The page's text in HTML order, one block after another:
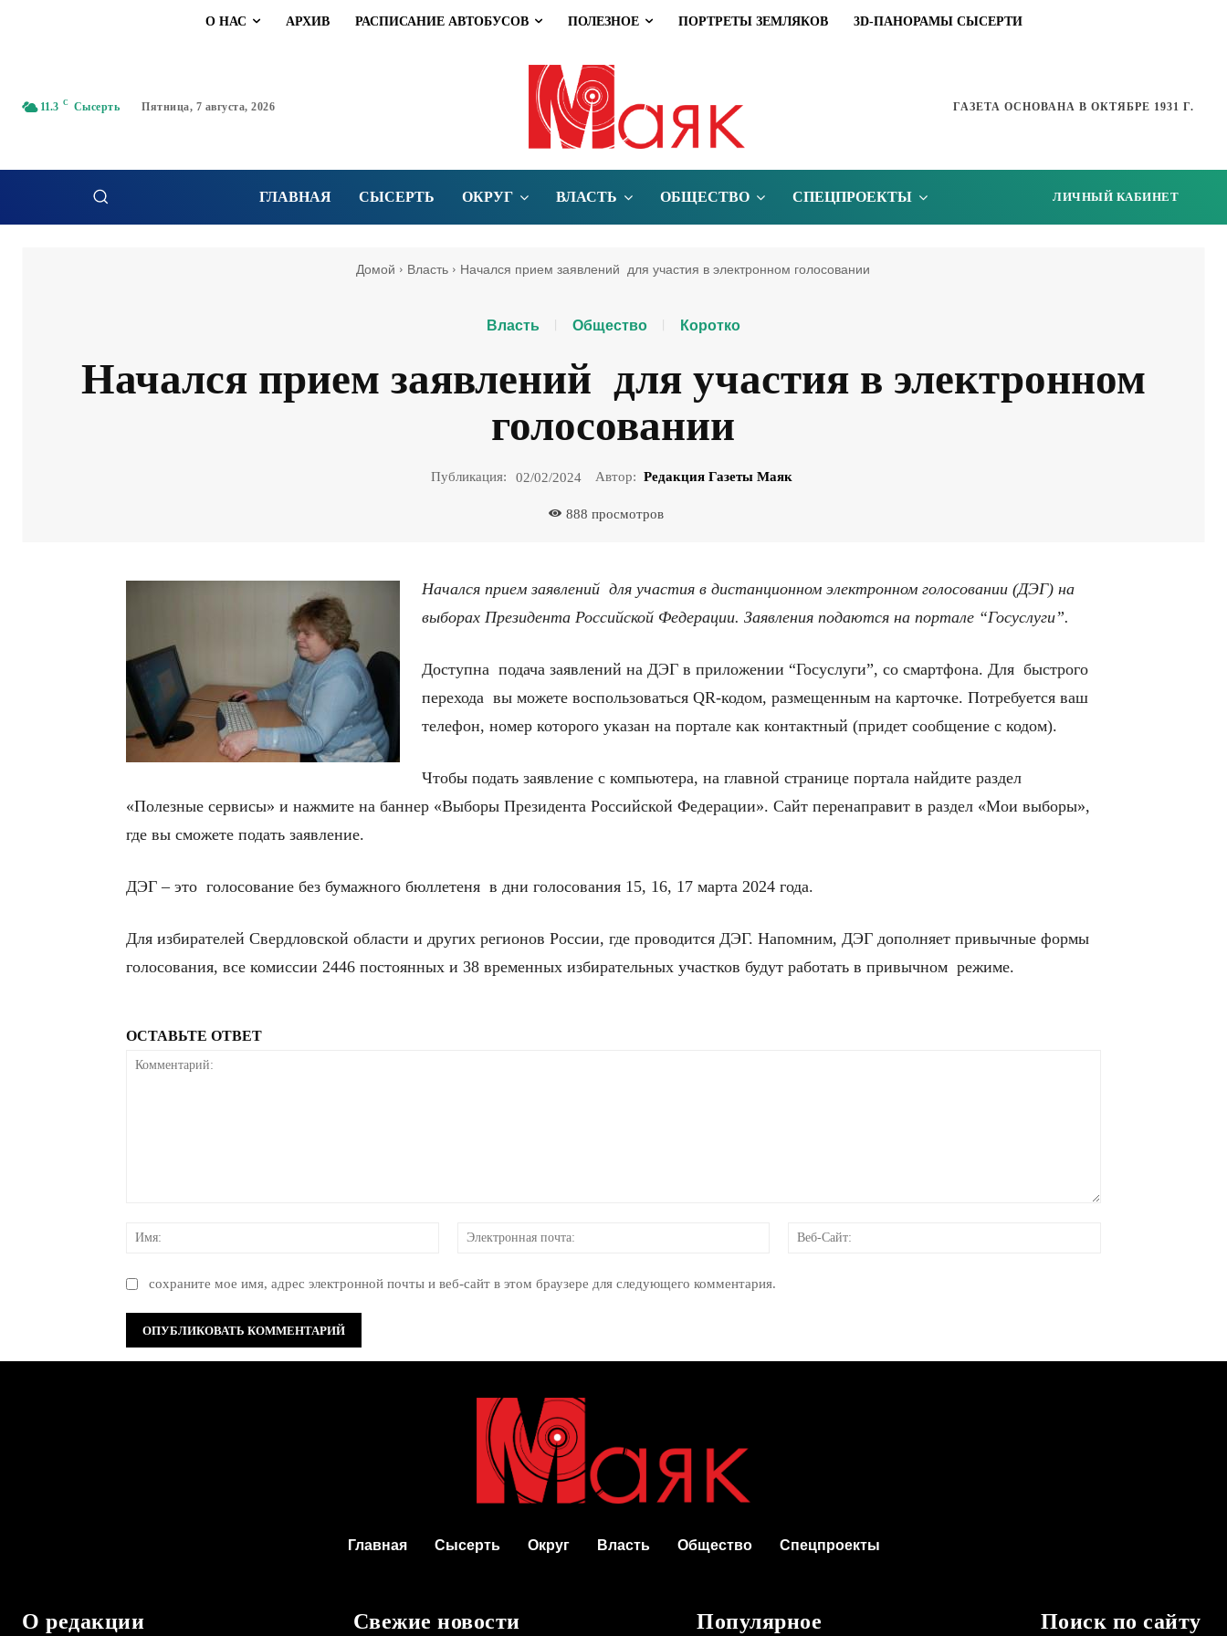
О НАС АРХИВ РАСПИСАНИЕ АВТОБУСОВ ПОЛЕЗНОЕ ПОРТРЕТЫ ЗЕМЛЯКОВ 3D-ПАНОРАМЫ СЫСЕРТИ
11.3 C Сысерть Пятница, 7 августа, 2026 ГАЗЕТА ОСНОВАНА В ОКТЯБРЕ 1931 Г.
ГЛАВНАЯ СЫСЕРТЬ ОКРУГ ВЛАСТЬ ОБЩЕСТВО СПЕЦПРОЕКТЫ ЛИЧНЫЙ КАБИНЕТ
Домой Власть Начался прием заявлений для участия в электронном голосовании
Власть Общество Коротко
Начался прием заявлений для участия в электронном
голосовании
Публикация: 02/02/2024 Автор: Редакция Газеты Маяк
888 просмотров
Начался прием заявлений для участия в дистанционном электронном голосовании (ДЭГ) на
выборах Президента Российской Федерации. Заявления подаются на портале “Госуслуги”.
Доступна подача заявлений на ДЭГ в приложении “Госуслуги”, со смартфона. Для быстрого
перехода вы можете воспользоваться QR-кодом, размещенным на карточке. Потребуется ваш
телефон, номер которого указан на портале как контактный (придет сообщение с кодом).
Чтобы подать заявление с компьютера, на главной странице портала найдите раздел
«Полезные сервисы» и нажмите на баннер «Выборы Президента Российской Федерации». Сайт перенаправит в раздел «Мои выборы»,
где вы сможете подать заявление.
ДЭГ – это голосование без бумажного бюллетеня в дни голосования 15, 16, 17 марта 2024 года.
Для избирателей Свердловской области и других регионов России, где проводится ДЭГ. Напомним, ДЭГ дополняет привычные формы
голосования, все комиссии 2446 постоянных и 38 временных избирательных участков будут работать в привычном режиме.
ОСТАВЬТЕ ОТВЕТ
Имя:
Электронная
сохраните мое имя, адрес электронной почты и веб-сайт в этом браузере для следующего комментария.
Главная Сысерть Округ Власть Общество Спецпроекты
О редакции Свежие новости Популярное Поиск по сайту